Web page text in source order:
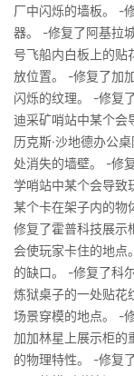
厂中闪烁的墙板。 -
器。 -修复了阿基拉
号飞船内白板上的贴
放位置。 -修复了加
闪烁的纹理。 -修复
迪采矿哨站中某个会
历克斯·沙地德办公
处消失的墙壁。 -修
学哨站中某个会导致
某个卡在架子内的物
修复了霍普科技展示
会使玩家卡住的地点
的缺口。 -修复了科
炼狱桌子的一处贴花
场景穿模的地点。 -
加加林星上展示柜的
的物理特性。 -修复